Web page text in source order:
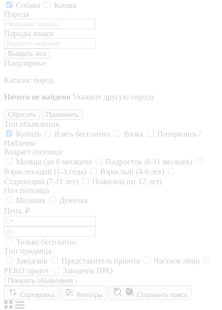
Собака
Кошка
Порода
Породы кошек
Выбрать все
Популярные
Каталог пород
Ничего не найдено Укажите другую породу
Сбросить Применить
Тип объявления
Купить
Взять бесплатно Вязка
Потерялись /
Найдены
Возраст питомца
Малыш (до 6 месяцев)
Подросток (6-11 месяцев)
Взрослеющий (1-3 года)
Взрослый (4-6 лет)
Стареющий (7-11 лет)
Пожилой (от 12 лет)
Пол питомца
Мальчик
Девочка
Цена, ₽
Только бесплатно
Тип продавца
Заводчик
Представитель приюта
Частное лицо
РЕКО приют
Заводчик ПРО
Показать объявления
Сортировка
Фильтры Сохранить поиск